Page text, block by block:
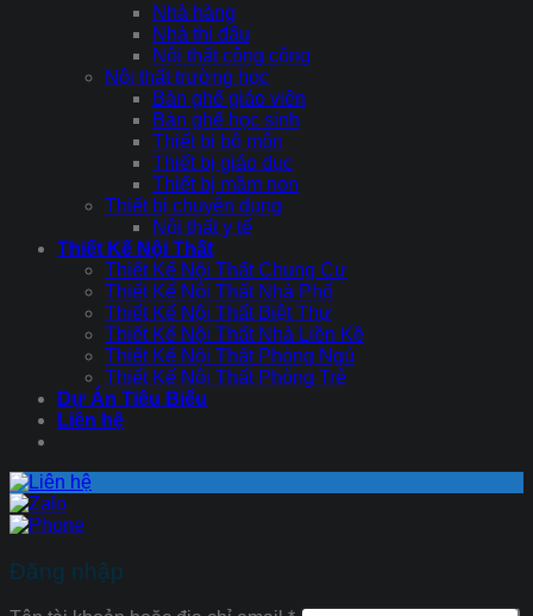
Nhà hàng
Nhà thi đấu
Nội thất công cộng
Nội thất trường học
Bàn ghế giáo viên
Bàn ghế học sinh
Thiết bị bộ môn
Thiết bị giáo dục
Thiết bị mầm non
Thiết bị chuyên dụng
Nội thất y tế
Thiết Kế Nội Thất
Thiết Kế Nội Thất Chung Cư
Thiết Kế Nội Thất Nhà Phố
Thiết Kế Nội Thất Biệt Thự
Thiết Kế Nội Thất Nhà Liền Kề
Thiết Kế Nội Thất Phòng Ngủ
Thiết Kế Nội Thất Phòng Trẻ
Dự Án Tiêu Biểu
Liên hệ
Đăng nhập